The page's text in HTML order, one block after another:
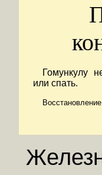
Гомункулу
или спать.